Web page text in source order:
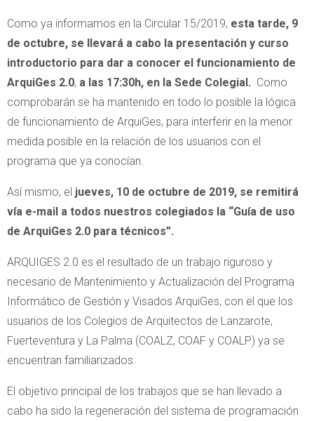
Como ya informamos en la Circular 15/2019, esta tarde, 9
de octubre, se llevará a cabo la presentación y curso
introductorio para dar a conocer el funcionamiento de
ArquiGes 2.0, a las 17:30h, en la Sede Colegial. Como
comprobarán se ha mantenido en todo lo posible la lógica
de funcionamiento de ArquiGes, para interferir en la menor
medida posible en la relación de los usuarios con el
programa que ya conocían.
Así mismo, el jueves, 10 de octubre de 2019, se remitirá
vía e-mail a todos nuestros colegiados la “Guía de uso
de ArquiGes 2.0 para técnicos”.
ARQUIGES 2.0 es el resultado de un trabajo riguroso y
necesario de Mantenimiento y Actualización del Programa
Informático de Gestión y Visados ArquiGes, con el que los
usuarios de los Colegios de Arquitectos de Lanzarote,
Fuerteventura y La Palma (COALZ, COAF y COALP) ya se
encuentran familiarizados.
El objetivo principal de los trabajos que se han llevado a
cabo ha sido la regeneración del sistema de programación